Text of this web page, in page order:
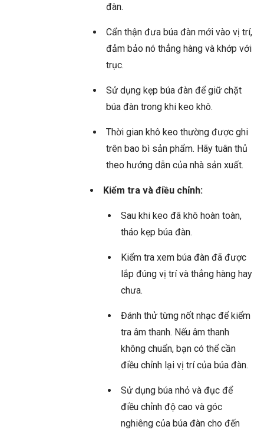
đàn.
Cẩn thận đưa búa đàn mới vào vị trí,
đảm bảo nó thẳng hàng và khớp với
trục.
Sử dụng kẹp búa đàn để giữ chặt
búa đàn trong khi keo khô.
Thời gian khô keo thường được ghi
trên bao bì sản phẩm. Hãy tuân thủ
theo hướng dẫn của nhà sản xuất.
Kiểm tra và điều chỉnh:
Sau khi keo đã khô hoàn toàn,
tháo kẹp búa đàn.
Kiểm tra xem búa đàn đã được
lắp đúng vị trí và thẳng hàng hay
chưa.
Đánh thử từng nốt nhạc để kiểm
tra âm thanh. Nếu âm thanh
không chuẩn, bạn có thể cần
điều chỉnh lại vị trí của búa đàn.
Sử dụng búa nhỏ và đục để
điều chỉnh độ cao và góc
nghiêng của búa đàn cho đến